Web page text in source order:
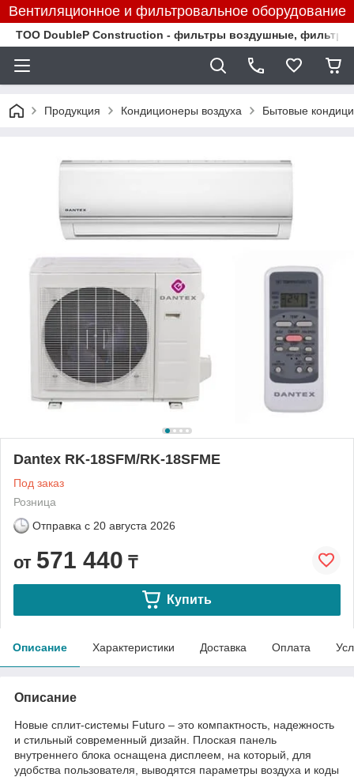
Вентиляционное и фильтровальное оборудование
TOO DoubleP Construction - фильтры воздушные,
Продукция Кондиционеры воздуха Бытовые
Dantex RK-18SFM/RK-18SFME
Под заказ
Розница
Отправка с 20 августа 2026
от 571 440 ₸
Купить
Описание Характеристики Доставка Оплата
Описание
Новые сплит-системы Futuro – это компактность, надежность
и стильный современный дизайн. Плоская панель
внутреннего блока оснащена дисплеем, на который, для
удобства пользователя, выводятся параметры воздуха и коды